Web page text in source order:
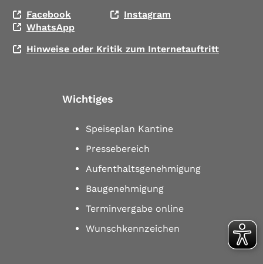
Facebook
Instagram
WhatsApp
Hinweise oder Kritik zum Internetauftritt
Wichtiges
Speiseplan Kantine
Pressebereich
Aufenthaltsgenehmigung
Baugenehmigung
Terminvergabe online
Wunschkennzeichen